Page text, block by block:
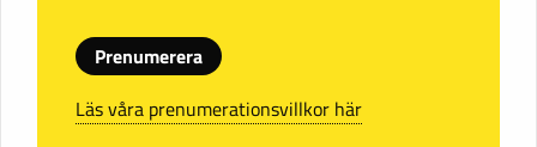
Prenumerera
Läs våra prenumerationsvillkor här